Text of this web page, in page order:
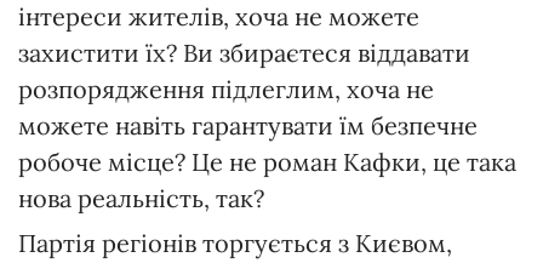
інтереси жителів, хоча не можете
захистити їх? Ви збираєтеся віддавати
розпорядження підлеглим, хоча не
можете навіть гарантувати їм безпечне
робоче місце? Це не роман Кафки, це така
нова реальність, так?
Партія регіонів торгується з Києвом,